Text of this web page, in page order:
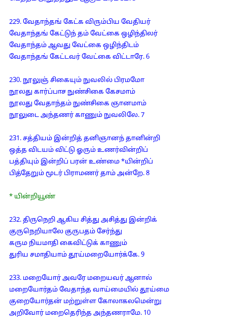
229. வேதாந்தங் கேட்க விரும்பிய வேதியர்
வேதாந்தங் கேட்டுந் தம் வேட்கை ஒழிந்திலர்
வேதாந்தம் ஆவது வேட்கை ஒழிந்திடம்
வேதாந்தங் கேட்டவர் வேட்கை விட்டாரே. 6
230. நூலுஞ் சிகையும் நுவலில் பிரமமோ
நூலது கார்ப்பாச நுண்சிகை கேசமாம்
நூலது வேதாந்தம் நுண்சிகை ஞானமாம்
நூலுடை அந்தணர் காணும் நுவலிலே. 7
231. சத்தியம் இன்றித் தனிஞானந் தானின்றி
ஒத்த விடயம் விட்டு ஓரும் உணர்வின்றிப்
பத்தியும் இன்றிப் பரன் உண்மை *யின்றிப்
பித்தேறும் மூடர் பிராமணர் தாம் அன்றே. 8
* யின்றியூண்
232. திருநெறி ஆகிய சித்து அசித்து இன்றிக்
குருநெறியாலே குருபதம் சேர்ந்து
கரும நியமாதி கைவிட்டுக் காணும்
துரிய சமாதியாம் தூய்மறையோர்க்கே. 9
233. மறையோர் அவரே மறையவர் ஆனால்
மறையோர்தம் வேதாந்த வாய்மையில் தூய்மை
குறையோர்தன் மற்றுள்ள கோலாகலமென்று
அறிவோர் மறைதெரிந்த அந்தணராமே. 10